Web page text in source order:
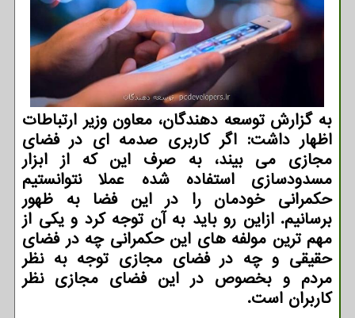
به گزارش توسعه دهندگان، معاون وزیر ارتباطات
اظهار داشت: اگر کاربری صدمه ای در فضای
مجازی می بیند، به صرف این که از ابزار
مسدودسازی استفاده شده عملا نتوانستیم
حکمرانی خودمان را در این فضا به ظهور
برسانیم. ازاین رو باید به آن توجه کرد و یکی از
مهم ترین مولفه های این حکمرانی چه در فضای
حقیقی و چه در فضای مجازی توجه به نظر
مردم و بخصوص در این فضای مجازی نظر
کاربران است.